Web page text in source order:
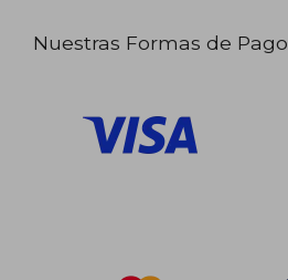
Nuestras Formas de Pago